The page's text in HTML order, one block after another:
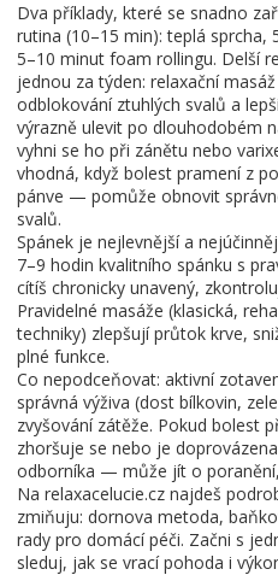
Dva příklady, které se snadno
rutina (10–15 min): teplá sprcha,
5–10 minut foam rollingu. Delší
jednou za týden: relaxační
odblokování ztuhlých svalů a
výrazně ulevit po dlouhodobém
vyhni se ho při zánětu nebo
vhodná, když bolest pramení z
pánve — pomůže obnovit
svalů.
Spánek je nejlevnější a
7–9 hodin kvalitního spánku s
cítíš chronicky unavený,
Pravidelné masáže (klasická,
techniky) zlepšují průtok krve,
plné funkce.
Co nepodceňovat: aktivní
správná výživa (dost bílkovin,
zvyšování zátěže. Pokud bolest
zhoršuje se nebo je
odborníka — může jít o
Na relaxacelucie.cz najdeš
zmiňuju: dornova metoda,
rady pro domácí péči. Začni s
sleduj, jak se vrací pohoda i